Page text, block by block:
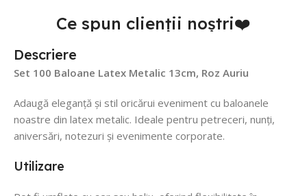
Ce spun clienții noștri❤️
Descriere
Set 100 Baloane Latex Metalic 13cm, Roz Auriu
Adaugă eleganță și stil oricărui eveniment cu baloanele
noastre din latex metalic. Ideale pentru petreceri, nunți,
aniversări, notezuri și evenimente corporate.
Utilizare